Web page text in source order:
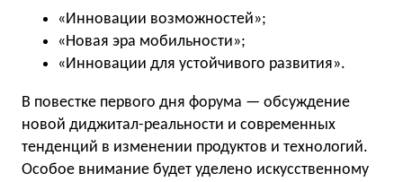
«Инновации возможностей»;
«Новая эра мобильности»;
«Инновации для устойчивого развития».
В повестке первого дня форума — обсуждение
новой диджитал-реальности и современных
тенденций в изменении продуктов и технологий.
Особое внимание будет уделено искусственному